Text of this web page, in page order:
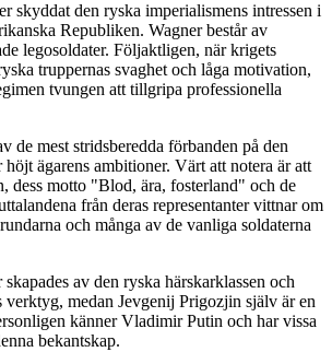
skyddat den ryska imperialismens intressen i
Republiken. Wagner består av
legosoldater. Följaktligen, när krigets
truppernas svaghet och låga motivation,
tvungen att tillgripa professionella
de mest stridsberedda förbanden på den
ägarens ambitioner. Värt att notera är att
dess motto "Blod, ära, fosterland" och de
från deras representanter vittnar om
och många av de vanliga soldaterna
av den ryska härskarklassen och
verktyg, medan Jevgenij Prigozjin själv är en
känner Vladimir Putin och har vissa
bekantskap.